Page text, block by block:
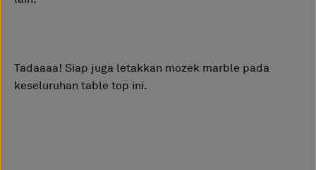
Tadaaaa! Siap juga letakkan mozek marble pada
keseluruhan table top ini.